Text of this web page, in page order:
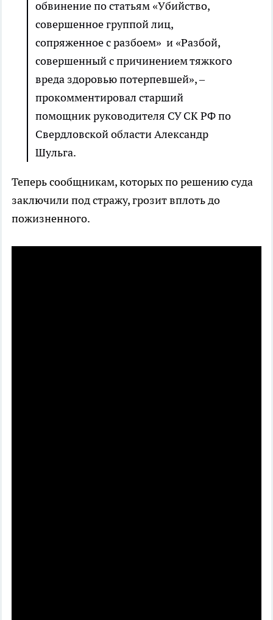
обвинение по статьям «Убийство,
совершенное группой лиц,
сопряженное с разбоем» и «Разбой,
совершенный с причинением тяжкого
вреда здоровью потерпевшей», –
прокомментировал старший
помощник руководителя СУ СК РФ по
Свердловской области Александр
Шульга.
Теперь сообщникам, которых по решению суда
заключили под стражу, грозит вплоть до
пожизненного.